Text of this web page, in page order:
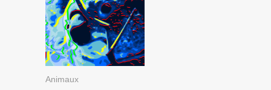
Animaux